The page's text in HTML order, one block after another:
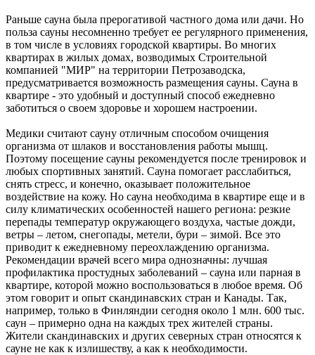
Раньше сауна была прерогативой частного дома или дачи. Но
польза сауны несомненно требует ее регулярного применения,
в том числе в условиях городской квартиры. Во многих
квартирах в жилых домах, возводимых Строительной
компанией "МИР" на территории Петрозаводска,
предусматривается возможность размещения сауны. Сауна в
квартире - это удобный и доступный способ ежедневно
заботиться о своем здоровье и хорошем настроении.
Медики считают сауну отличным способом очищения
организма от шлаков и восстановления работы мышц.
Поэтому посещение сауны рекомендуется после тренировок и
любых спортивных занятий. Сауна помогает расслабиться,
снять стресс, и конечно, оказывает положительное
воздействие на кожу. Но сауна необходима в квартире еще и в
силу климатических особенностей нашего региона: резкие
перепады температур окружающего воздуха, частые дожди,
ветры – летом, снегопады, метели, бури – зимой. Все это
приводит к ежедневному переохлаждению организма.
Рекомендации врачей всего мира однозначны: лучшая
профилактика простудных заболеваний – сауна или парная в
квартире, которой можно воспользоваться в любое время. Об
этом говорит и опыт скандинавских стран и Канады. Так,
например, только в Финляндии сегодня около 1 млн. 600 тыс.
саун – примерно одна на каждых трех жителей страны.
Жители скандинавских и других северных стран относятся к
сауне не как к излишеству, а как к необходимости.